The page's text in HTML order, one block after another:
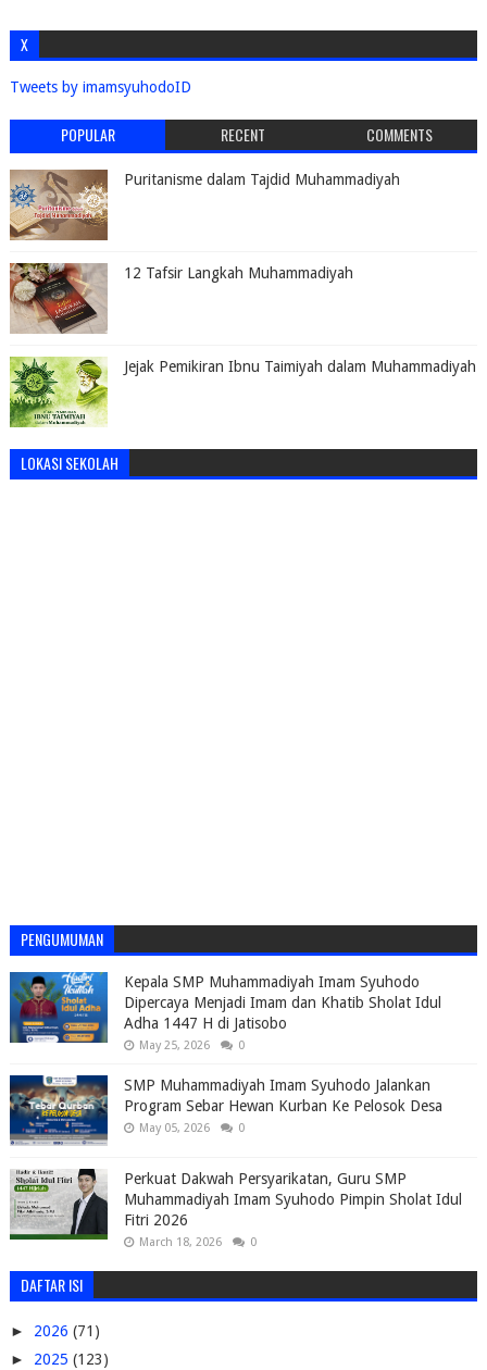
X
Tweets by imamsyuhodoID
POPULAR RECENT COMMENTS
Puritanisme dalam Tajdid Muhammadiyah
12 Tafsir Langkah Muhammadiyah
Jejak Pemikiran Ibnu Taimiyah dalam Muhammadiyah
LOKASI SEKOLAH
PENGUMUMAN
Kepala SMP Muhammadiyah Imam Syuhodo
Dipercaya Menjadi Imam dan Khatib Sholat Idul
Adha 1447 H di Jatisobo
May 25, 2026 0
SMP Muhammadiyah Imam Syuhodo Jalankan
Program Sebar Hewan Kurban Ke Pelosok Desa
May 05, 2026 0
Perkuat Dakwah Persyarikatan, Guru SMP
Muhammadiyah Imam Syuhodo Pimpin Sholat Idul
Fitri 2026
March 18, 2026 0
DAFTAR ISI
► 2026 (71)
► 2025 (123)